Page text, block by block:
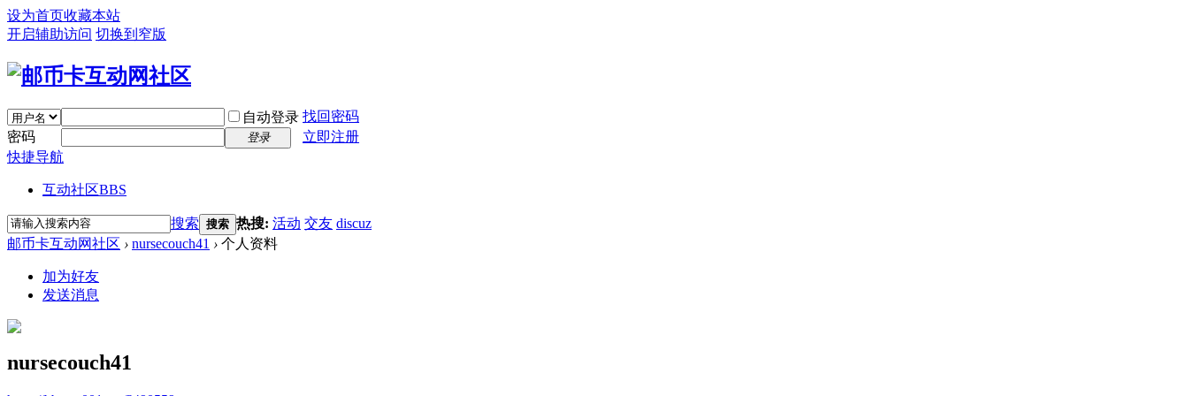
设为首页收藏本站
开启辅助访问 切换到窄版
自动登录 找回密码
密码
登录
立即注册
快捷导航
互动社区BBS
搜索 搜索 热搜: 活动 交友 discuz
邮币卡互动网社区 › nursecouch41 › 个人资料
加为好友
发送消息
nursecouch41